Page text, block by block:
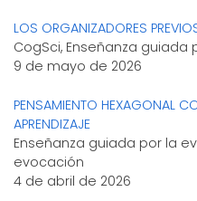
LOS ORGANIZADORES
CogSci, Enseñanza guiada
9 de mayo de 2026
PENSAMIENTO HEXAGONAL
APRENDIZAJE
Enseñanza guiada por la
evocación
4 de abril de 2026